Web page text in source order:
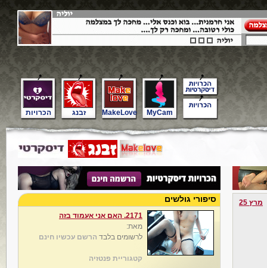
הכרויות זבנג MakeLove MyCam
מרץ 25 סיפורי גולשים
2171. האם אני אעמוד בזה
מאת:
לרשומים בלבד הרשם עכשיו חינם
קטגוריית פנטזיה